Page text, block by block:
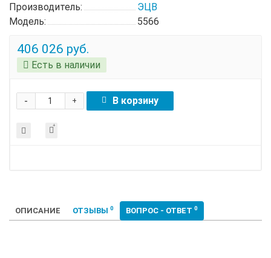
Производитель:
ЭЦВ
Модель:
5566
406 026 руб.
Есть в наличии
+
- В корзину
ОПИСАНИЕ ОТЗЫВЫ 0 ВОПРОС - ОТВЕТ 0